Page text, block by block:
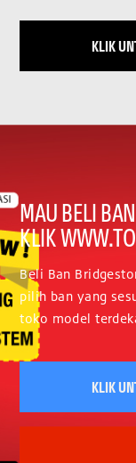
KLIK
MAU BELI
KLIK
Beli Ban
pilih ban yang
toko model
KLIK